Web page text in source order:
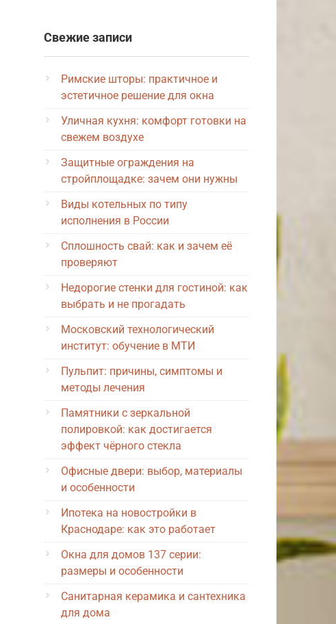
Свежие записи
Римские шторы: практичное и
эстетичное решение для окна
Уличная кухня: комфорт готовки на
свежем воздухе
Защитные ограждения на
стройплощадке: зачем они нужны
Виды котельных по типу
исполнения в России
Сплошность свай: как и зачем её
проверяют
Недорогие стенки для гостиной: как
выбрать и не прогадать
Московский технологический
институт: обучение в МТИ
Пульпит: причины, симптомы и
методы лечения
Памятники с зеркальной
полировкой: как достигается
эффект чёрного стекла
Офисные двери: выбор, материалы
и особенности
Ипотека на новостройки в
Краснодаре: как это работает
Окна для домов 137 серии:
размеры и особенности
Санитарная керамика и сантехника
для дома